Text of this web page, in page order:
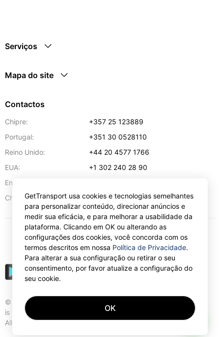
Serviços
Mapa do site
Contactos
Chipre:
+357 25 123889
Portugal:
+351 30 0528110
Reino Unido:
+44 20 4577 1766
EUA:
+1 302 240 28 90
Endereço de e-mail:
Chipre:
57 Spyrou Kyprianou,Lárnaca 6051
© Gettransport International Limited. GetTransport®
is trademark of Gettransport International Limited.
All rights reserved.
EUR
GetTransport usa cookies e tecnologias semelhantes
para personalizar conteúdo, direcionar anúncios e
medir sua eficácia, e para melhorar a usabilidade da
plataforma. Clicando em OK ou alterando as
configurações dos cookies, você concorda com os
termos descritos em nossa Política de Privacidade.
Para alterar a sua configuração ou retirar o seu
consentimento, por favor atualize a configuração do
seu cookie.
OK
AI